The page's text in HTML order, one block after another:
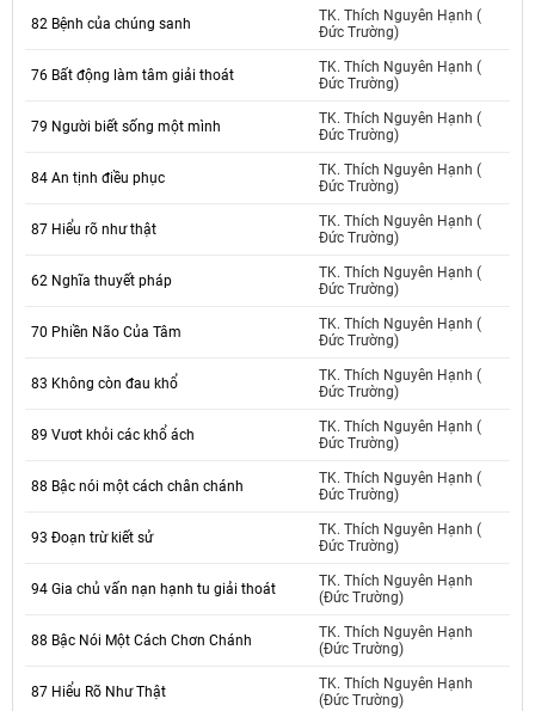
82 Bệnh của chúng sanh
TK. Thích Nguyên Hạnh (
Đức Trường)
76 Bất động làm tâm giải thoát
TK. Thích Nguyên Hạnh (
Đức Trường)
79 Người biết sống một mình
TK. Thích Nguyên Hạnh (
Đức Trường)
84 An tịnh điều phục
TK. Thích Nguyên Hạnh (
Đức Trường)
87 Hiểu rõ như thật
TK. Thích Nguyên Hạnh (
Đức Trường)
62 Nghĩa thuyết pháp
TK. Thích Nguyên Hạnh (
Đức Trường)
70 Phiền Não Của Tâm
TK. Thích Nguyên Hạnh (
Đức Trường)
83 Không còn đau khổ
TK. Thích Nguyên Hạnh (
Đức Trường)
89 Vươt khỏi các khổ ách
TK. Thích Nguyên Hạnh (
Đức Trường)
88 Bậc nói một cách chân chánh
TK. Thích Nguyên Hạnh (
Đức Trường)
93 Đoạn trừ kiết sử
TK. Thích Nguyên Hạnh (
Đức Trường)
94 Gia chủ vấn nạn hạnh tu giải thoát
TK. Thích Nguyên Hạnh
(Đức Trường)
88 Bậc Nói Một Cách Chơn Chánh
TK. Thích Nguyên Hạnh
(Đức Trường)
87 Hiểu Rõ Như Thật
TK. Thích Nguyên Hạnh
(Đức Trường)